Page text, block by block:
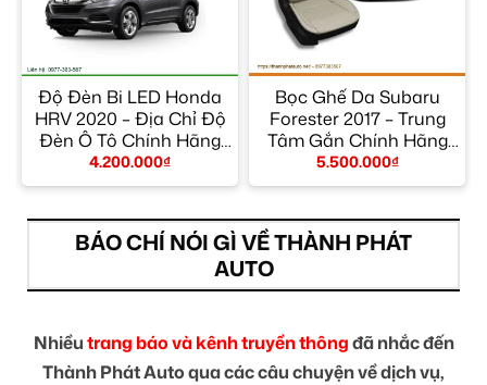
Độ Đèn Bi LED Honda
HRV 2020 – Địa Chỉ Độ
Đèn Ô Tô Chính Hãng
TPHCM
4.200.000₫
Bọc Ghế Da Subaru
Forester 2017 – Trung
Tâm Gắn Chính Hãng
Giá Tốt TPHCM
5.500.000₫
BÁO CHÍ NÓI GÌ VỀ THÀNH PHÁT
AUTO
Nhiềutrang báo và kênh truyền thôngđã nhắc đến
Thành Phát Auto qua các câu chuyện về dịch vụ,